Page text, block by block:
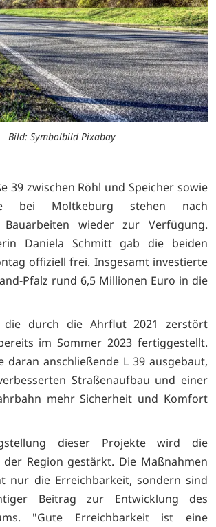
Bild: Symbolbild Pixabay
39 zwischen Röhl und Speicher sowie
bei Moltkeburg stehen nach
Bauarbeiten wieder zur Verfügung.
Daniela Schmitt gab die beiden
offiziell frei. Insgesamt investierte
Pfalz rund 6,5 Millionen Euro in die
die durch die Ahrflut 2021 zerstört
im Sommer 2023 fertiggestellt.
daran anschließende L 39 ausgebaut,
Straßenaufbau und einer
mehr Sicherheit und Komfort
dieser Projekte wird die
Region gestärkt. Die Maßnahmen
nur die Erreichbarkeit, sondern sind
Beitrag zur Entwicklung des
"Gute Erreichbarkeit ist eine